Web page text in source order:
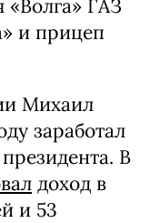
«Волга» ГАЗ
и прицеп
Михаил
заработал
В
доход в
и 53